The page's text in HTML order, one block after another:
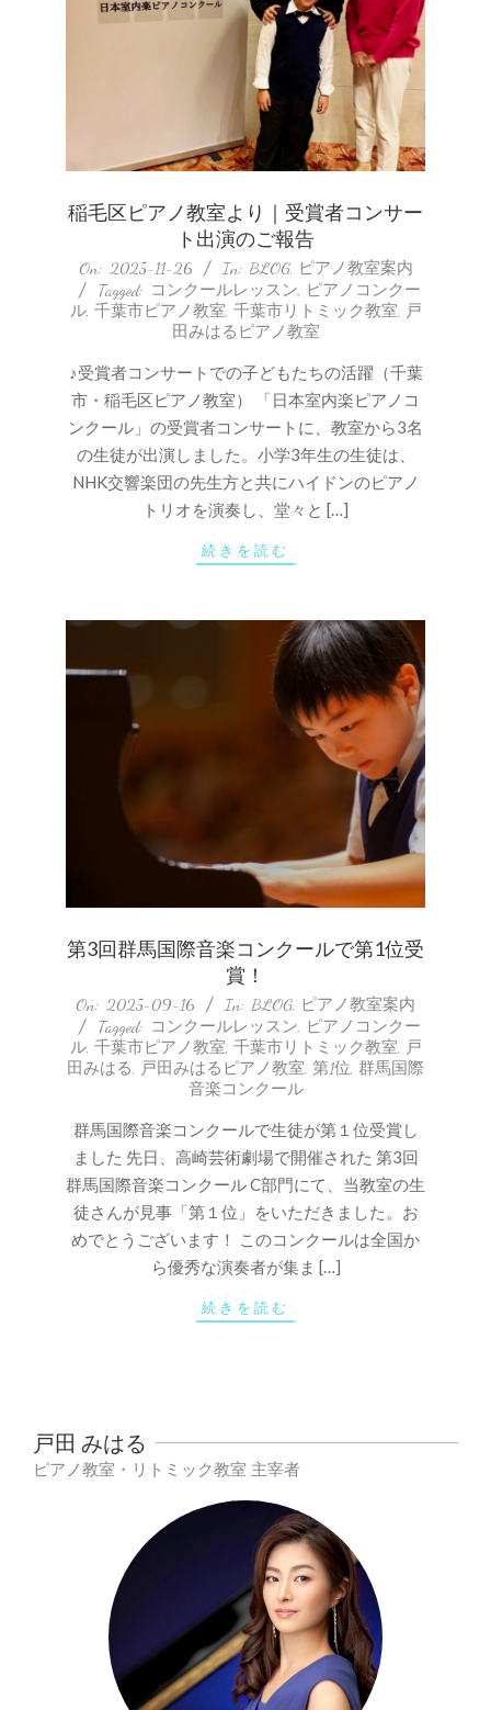
稲毛区ピアノ教室より｜受賞者コンサー
ト出演のご報告
2025-
11-
26
On: 2025-11-26 In: BLOG, ピアノ教室案内
Tagged: コンクールレッスン, ピアノコンクー
ル, 千葉市ピアノ教室, 千葉市リトミック教室, 戸
田みはるピアノ教室
♪受賞者コンサートでの子どもたちの活躍（千葉
市・稲毛区ピアノ教室） 「日本室内楽ピアノコ
ンクール」の受賞者コンサートに、教室から3名
の生徒が出演しました。小学3年生の生徒は、
NHK交響楽団の先生方と共にハイドンのピアノ
トリオを演奏し、堂々と […]
続きを読む
第3回群馬国際音楽コンクールで第1位受
賞！
2025-
09-
16
On: 2025-09-16 In: BLOG ピアノ教室案内
Tagged: コンクールレッスン ピアノコンクー
ル, 千葉市ピアノ教室 千葉市リトミック教室
戸
田みはる
戸田みはるピアノ教室 第1位 群馬国際
音楽コンクール
群馬国際音楽コンクールで生徒が第１位受賞し
ました 先日、高崎芸術劇場で開催された 第3回
群馬国際音楽コンクール C部門にて、当教室の生
徒さんが見事「第１位」をいただきました。お
めでとうございます！ このコンクールは全国か
ら優秀な演奏者が集ま […]
続きを読む
戸田 みはる
ピアノ教室・リトミック教室 主宰者